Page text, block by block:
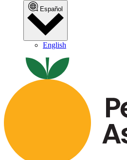
Español
English